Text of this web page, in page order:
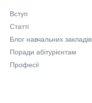
Вступ
Статті
Блог навчальних закладів
Поради абітурієнтам
Професії